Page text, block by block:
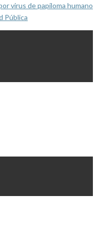
virus de papiloma humano
Pública